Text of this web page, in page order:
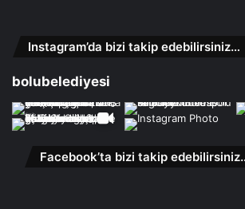
Instagram’da bizi takip edebilirsiniz…
bolubelediyesi
Facebook’ta bizi takip